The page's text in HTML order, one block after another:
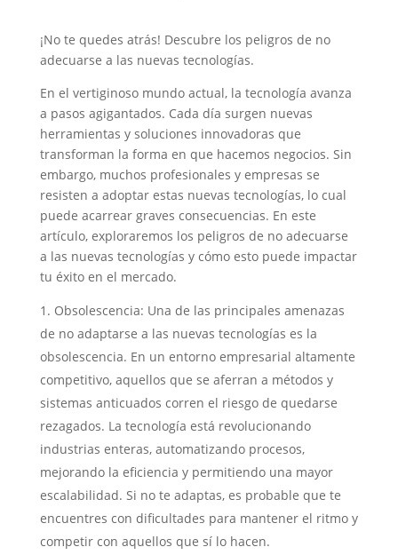
¡No te quedes atrás! Descubre los peligros de no
adecuarse a las nuevas tecnologías.
En el vertiginoso mundo actual, la tecnología avanza
a pasos agigantados. Cada día surgen nuevas
herramientas y soluciones innovadoras que
transforman la forma en que hacemos negocios. Sin
embargo, muchos profesionales y empresas se
resisten a adoptar estas nuevas tecnologías, lo cual
puede acarrear graves consecuencias. En este
artículo, exploraremos los peligros de no adecuarse
a las nuevas tecnologías y cómo esto puede impactar
tu éxito en el mercado.
Obsolescencia: Una de las principales amenazas
de no adaptarse a las nuevas tecnologías es la
obsolescencia. En un entorno empresarial altamente
competitivo, aquellos que se aferran a métodos y
sistemas anticuados corren el riesgo de quedarse
rezagados. La tecnología está revolucionando
industrias enteras, automatizando procesos,
mejorando la eficiencia y permitiendo una mayor
escalabilidad. Si no te adaptas, es probable que te
encuentres con dificultades para mantener el ritmo y
competir con aquellos que sí lo hacen.